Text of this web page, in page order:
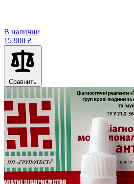
В наличии
15 900 ₴
Сравнить